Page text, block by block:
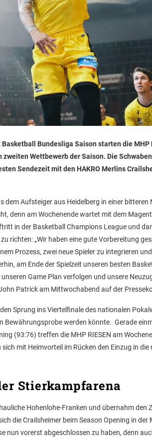
Bundesliga Saison starten die MHP
Wettbewerb der Saison. Die
Sendezeit mit den HAKRO Merlins
Aufsteiger aus Heidelberg in einer bitteren
denn am Wochenende wartet mit dem
in der Basketball Champions League und
richten: „Wir haben eine gute Vorbereitung
Prozess, zwei neue Spieler zu integrieren
am Ende der Spielzeit unseren besten
Game Plan verfolgen und unsere
Patrick am Mittwochabend auf der
Sprung ins Viertelfinale des nationalen
werden könnte. Gerade
(93:76) treffen die MHP RIESEN am
mit Heimvorteil im Rücken den Einzug in die
Stierkampfarena
Hohenlohe-Franken und übernahm den
die Crailsheimer beim Season Opening in der
nun vorerst abgeschlossen zu haben, denn